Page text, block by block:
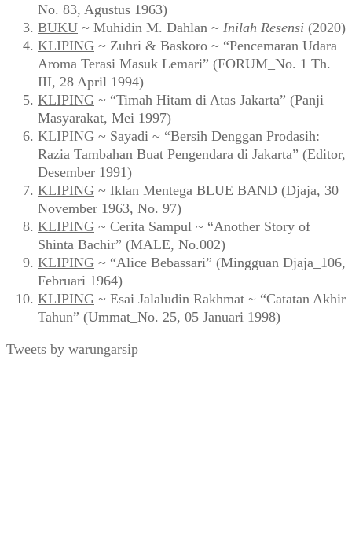
No. 83, Agustus 1963)
BUKU ~ Muhidin M. Dahlan ~ Inilah Resensi (2020)
KLIPING ~ Zuhri & Baskoro ~ “Pencemaran Udara
Aroma Terasi Masuk Lemari” (FORUM_No. 1 Th.
III, 28 April 1994)
KLIPING ~ “Timah Hitam di Atas Jakarta” (Panji
Masyarakat, Mei 1997)
KLIPING ~ Sayadi ~ “Bersih Denggan Prodasih:
Razia Tambahan Buat Pengendara di Jakarta” (Editor,
Desember 1991)
KLIPING ~ Iklan Mentega BLUE BAND (Djaja, 30
November 1963, No. 97)
KLIPING ~ Cerita Sampul ~ “Another Story of
Shinta Bachir” (MALE, No.002)
KLIPING ~ “Alice Bebassari” (Mingguan Djaja_106,
Februari 1964)
KLIPING ~ Esai Jalaludin Rakhmat ~ “Catatan Akhir
Tahun” (Ummat_No. 25, 05 Januari 1998)
Tweets by warungarsip